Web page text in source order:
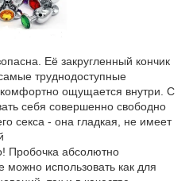
Её закругленный кончик
труднодоступные
ощущается внутри. С
себя совершенно свободно
секса - она гладкая, не имеет
Пробочка абсолютно
можно использовать как для